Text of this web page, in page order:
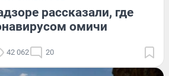
рассказали, где
омичи
42 062 20